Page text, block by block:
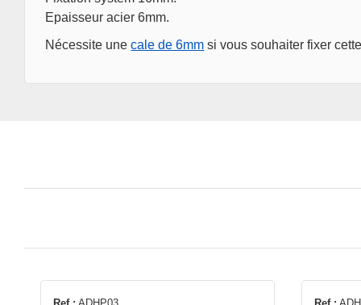
Epaisseur acier 6mm.
Nécessite unecale de 6mm si vous souhaiter fixer